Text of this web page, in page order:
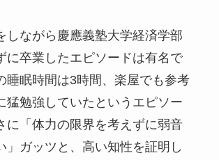
しながら慶應義塾大学経済学部
に卒業したエピソードは有名で
睡眠時間は3時間、楽屋でも参考
猛勉強していたというエピソー
に「体力の限界を考えずに弱音
」ガッツと、高い知性を証明し